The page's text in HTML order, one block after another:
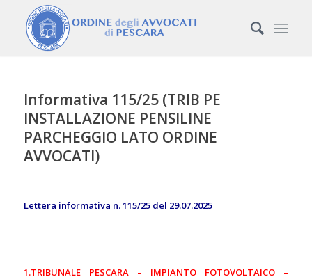
Informativa 115/25 (TRIB PE
INSTALLAZIONE PENSILINE
PARCHEGGIO LATO ORDINE
AVVOCATI)
Lettera informativa n. 115/25 del 29.07.2025
1.TRIBUNALE PESCARA – IMPIANTO FOTOVOLTAICO –